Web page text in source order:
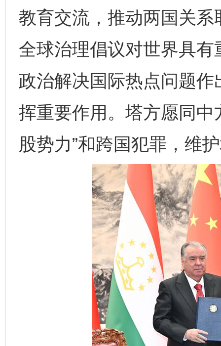
教育交流，推动两国关
全球治理倡议对世界具
政治解决国际热点问题
挥重要作用。塔方愿同中
股势力”和跨国犯罪，维